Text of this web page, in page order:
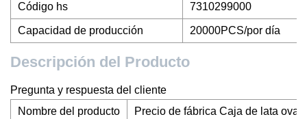
Código hs 7310299000
Capacidad de producción 20000PCS/por día
Descripción del Producto
Pregunta y respuesta del cliente
Nombre del producto
Precio de fábrica Caja de lata